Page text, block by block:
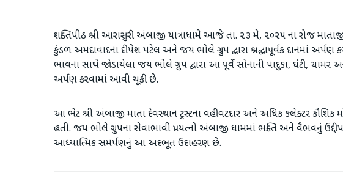
શક્તિપીઠ શ્રી આરાસુરી અંબાજી યાત્રાધામે આજે તા. ૨૩ મે, ૨૦૨૫ ના રોજ
કુંડળ અમદાવાદના દીપેશ પટેલ અને જય ભોલે ગ્રુપ દ્વારા શ્રદ્ધાપૂર્વક દાનમાં
ભાવના સાથે જોડાયેલા જય ભોલે ગ્રુપ દ્વારા આ પૂર્વે સોનાની પાદુકા, ઘંટી,
અર્પણ કરવામાં આવી ચૂકી છે.
આ ભેટ શ્રી અંબાજી માતા દેવસ્થાન ટ્રસ્ટના વહીવટદાર અને અધિક કલેક્ટર કૌશિક
હતી. જય ભોલે ગ્રુપના સેવાભાવી પ્રયત્નો અંબાજી ધામમાં ભક્તિ અને વૈભવનું
આધ્યાત્મિક સમર્પણનું આ અદભૂત ઉદાહરણ છે.